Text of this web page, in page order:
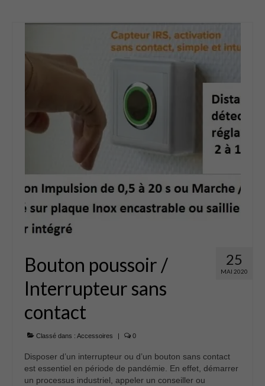
25
MAI 2020
Bouton poussoir /
Interrupteur sans
contact
Classé dans : Accessoires | 0
Disposer d’un interrupteur ou d’un bouton sans contact
est essentiel en période de pandémie. En effet, démarrer
un processus industriel, appeler un conseiller ou